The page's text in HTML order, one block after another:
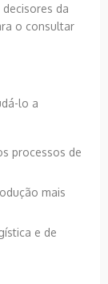
da
o consultar
lo a
processos de
mais
e de